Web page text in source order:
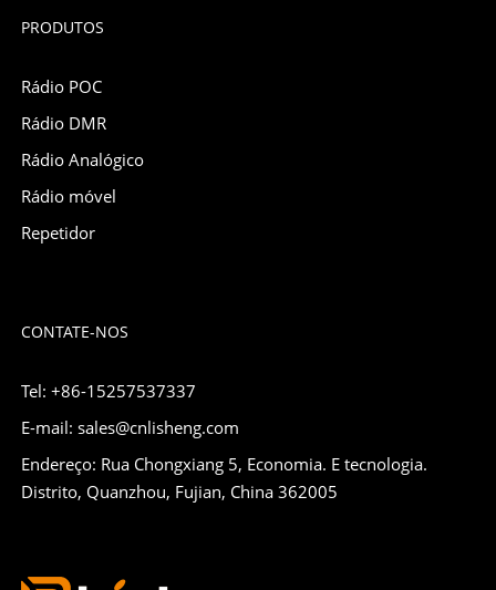
PRODUTOS
Rádio POC
Rádio DMR
Rádio Analógico
Rádio móvel
Repetidor
CONTATE-NOS
Tel: +86-15257537337
E-mail: sales@cnlisheng.com
Endereço: Rua Chongxiang 5, Economia. E tecnologia.
Distrito, Quanzhou, Fujian, China 362005